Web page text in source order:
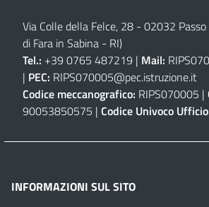
Via Colle della Felce, 28 - 02032 Passo
di Fara in Sabina - RI)
Tel.: +39 0765 487219 | Mail:
| PEC: RIPS070005@pec.istruzione.it
Codice meccanografico: RIPS070005 |
90053850575 | Codice Univoco
INFORMAZIONI SUL SITO